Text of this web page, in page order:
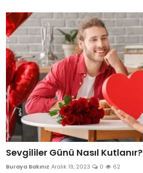
Sevgililer Günü Nasıl Kutlanır?
Buraya Bakınız Aralık 19, 2023 0 62